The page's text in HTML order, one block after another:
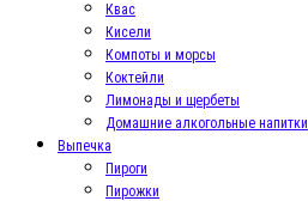
Квас
Кисели
Компоты и морсы
Коктейли
Лимонады и щербеты
Домашние алкогольные напитки
Выпечка
Пироги
Пирожки